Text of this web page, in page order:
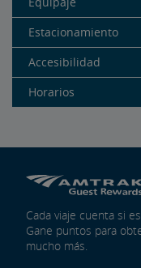
Estacionamiento
Accesibilidad
Horarios
Cada viaje cuenta si
Gane puntos para
mucho más.